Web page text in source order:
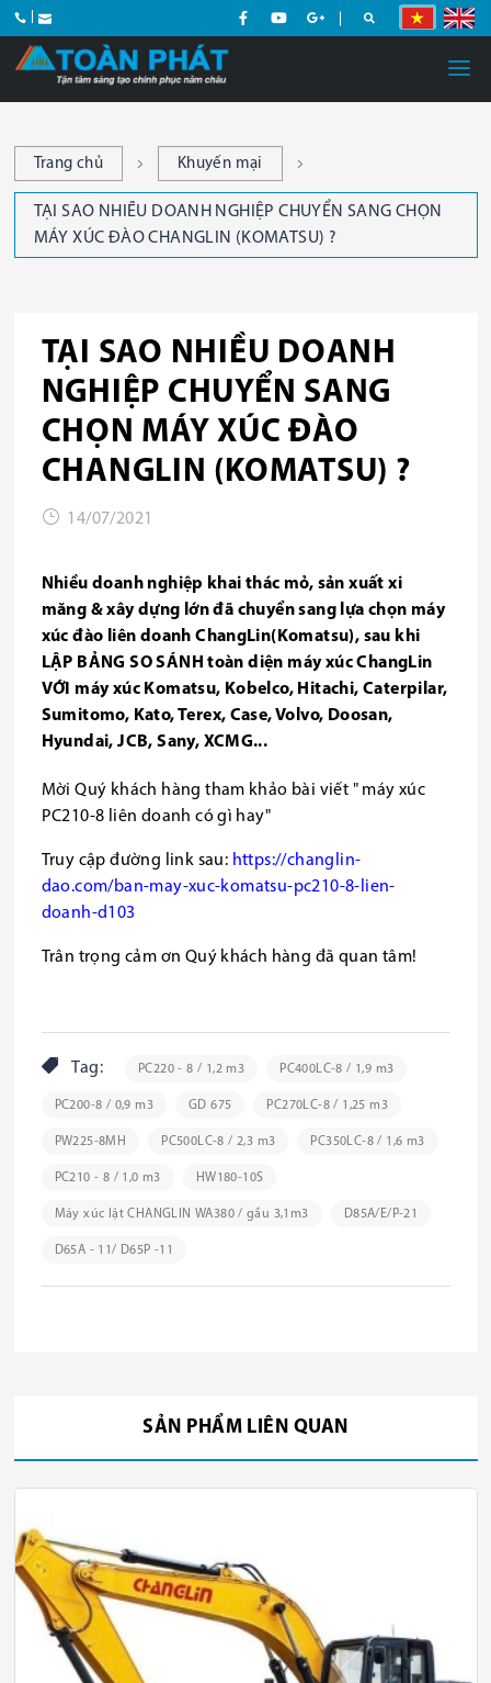
Trang chủ Khuyến mại
TẠI SAO NHIỀU DOANH NGHIỆP CHUYỂN SANG CHỌN
MÁY XÚC ĐÀO CHANGLIN (KOMATSU) ?
TẠI SAO NHIỀU DOANH
NGHIỆP CHUYỂN SANG
CHỌN MÁY XÚC ĐÀO
CHANGLIN (KOMATSU) ?
14/07/2021
Nhiều doanh nghiệp khai thác mỏ, sản xuất xi
măng & xây dựng lớn đã chuyển sang lựa chọn máy
xúc đào liên doanh ChangLin(Komatsu), sau khi
LẬP BẢNG SO SÁNH toàn diện máy xúc ChangLin
VỚI máy xúc Komatsu, Kobelco, Hitachi, Caterpilar,
Sumitomo, Kato, Terex, Case, Volvo, Doosan,
Hyundai, JCB, Sany, XCMG...
Mời Quý khách hàng tham khảo bài viết " máy xúc
PC210-8 liên doanh có gì hay"
Truy cập đường link sau: https://changlin-
dao.com/ban-may-xuc-komatsu-pc210-8-lien-
doanh-d103
Trân trọng cảm ơn Quý khách hàng đã quan tâm!
Tag: PC220 - 8 / 1,2 m3 PC400LC-8 / 1,9 m3
PC200-8 / 0,9 m3 GD 675 PC270LC-8 / 1,25 m3
PW225-8MH PC500LC-8 / 2,3 m3 PC350LC-8 / 1,6 m3
PC210 - 8 / 1,0 m3 HW180-10S
Máy xúc lật CHANGLIN WA380 / gầu 3,1m3 D85A/E/P-21
D65A - 11/ D65P -11
SẢN PHẨM LIÊN QUAN